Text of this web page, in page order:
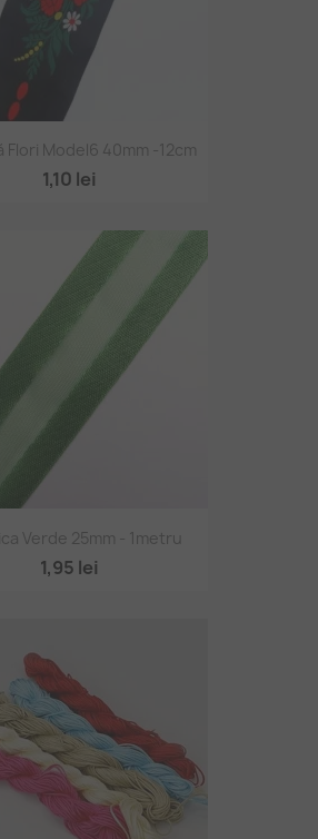
Flori Model6 40mm -12cm
1,10 lei
Verde 25mm - 1metru
1,95 lei